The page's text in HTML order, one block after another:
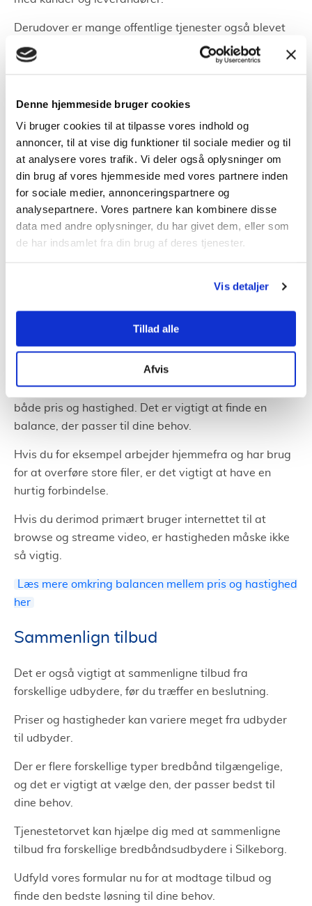
Denne hjemmeside bruger cookies
Vi bruger cookies til at tilpasse vores indhold og
annoncer, til at vise dig funktioner til sociale medier og til
at analysere vores trafik. Vi deler også oplysninger om
din brug af vores hjemmeside med vores partnere inden
for sociale medier, annonceringspartnere og
analysepartnere. Vores partnere kan kombinere disse
data med andre oplysninger, du har givet dem, eller som
de har indsamlet fra din brug af deres tjenester.
Vis detaljer
Tillad alle
Afvis
Derudover er mange offentlige tjenester også blevet
digitaliserede, hvilket gør det nødvendigt at have en
pålidelig internetforbindelse.
Typer af bredbånd i Silkeborg
Der er flere forskellige typer af
tilgængelige i Silkeborg, herunder fiber, kabel og
mobilt bredbånd.
Hver af disse typer har sine fordele og ulemper. For
eksempel er fibernet generelt hurtigere og mere
Mobilt bredbånd er mere fleksibelt og kan bruges på
Pris og hastighed
Når man vælger bredbånd, er det vigtigt at overveje
både pris og hastighed. Det er vigtigt at finde en
balance, der passer til dine behov.
Hvis du for eksempel arbejder hjemmefra og har brug
for at overføre store filer, er det vigtigt at have en
hurtig forbindelse.
Hvis du derimod primært bruger internettet til at
browse og streame video, er hastigheden måske ikke
så vigtig.
Læs mere omkring balancen mellem pris og hastighed
her
Sammenlign tilbud
Det er også vigtigt at sammenligne tilbud fra
forskellige udbydere, før du træffer en beslutning.
Priser og hastigheder kan variere meget fra udbyder
til udbyder.
Der er flere forskellige typer bredbånd tilgængelige,
og det er vigtigt at vælge den, der passer bedst til
dine behov.
Tjenestetorvet kan hjælpe dig med at sammenligne
tilbud fra forskellige bredbåndsudbydere i Silkeborg.
Udfyld vores formular nu for at modtage tilbud og
finde den bedste løsning til dine behov.